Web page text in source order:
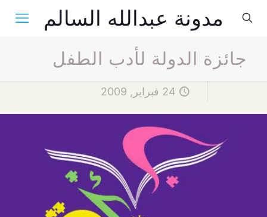
مدونة عبدالله السالم
جائزة الدولة لأدب الطفل
24 فبراير, 2009